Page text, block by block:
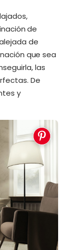
de
de
que sea
las
De
y